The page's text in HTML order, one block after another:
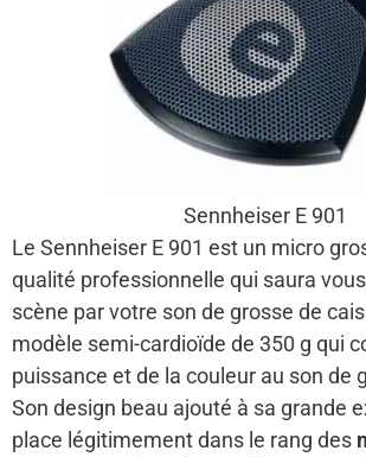
Sennheiser E 901
Le Sennheiser E 901 est un micro
qualité professionnelle qui saura
scène par votre son de grosse de
modèle semi-cardioïde de 350 g qui
puissance et de la couleur au son de
Son design beau ajouté à sa grande
place légitimement dans le rang des